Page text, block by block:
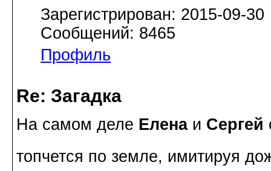
Зарегистрирован: 2015-09-30
Сообщений: 8465
Профиль
Re: Загадка
На самом деле Еленаи Сергей
топчется по земле, имитируя